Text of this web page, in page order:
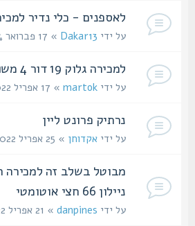
לאספנים - כלי נדיר למכירה H&K P7 PSP
על ידיDakar13» 17 פברואר 2024, 15:50
למכירה גלוק 19 דור 4 משופר
על ידיmartok» 17 אפריל 2022, 08:23
נרתיק פרונט ליין
על ידיאקדוחן» 25 אפריל 2022, 14:24
מבוטל בשלב זה למכירה
ניילון 66 חצי אוטומטי
על ידיdanpines» 21 אפריל 2022, 18:51